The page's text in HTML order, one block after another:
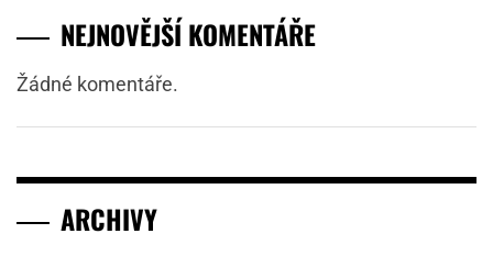
NEJNOVĚJŠÍ KOMENTÁŘE
Žádné komentáře.
ARCHIVY